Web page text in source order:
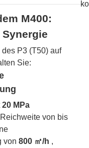
M400:
P3 (T50) auf
Sie:
20 MPa
von bis
von 800 ㎡/h ,